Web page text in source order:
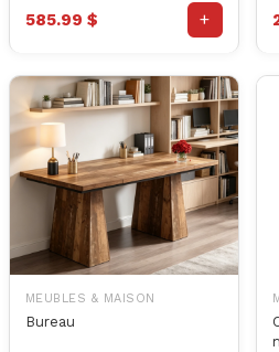
585.99 $ +
MEUBLES & MAISON
Bureau